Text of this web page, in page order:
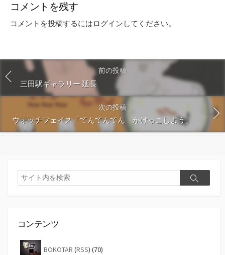
コメントを残す
コメントを投稿するにはログイン してください。
前の投稿
三田駅ギャラリー 延長
次の投稿
ウォッチフェイス「てんてんてん かけっこしよう」
検
索
検
コンテンツ
BOKOTAR (RSS) (70)